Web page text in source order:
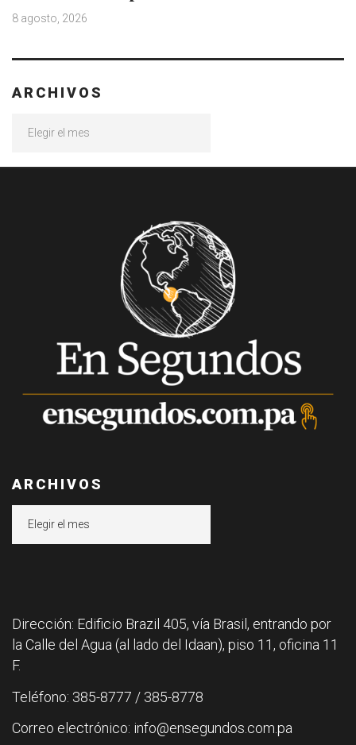
8 agosto, 2026
ARCHIVOS
ARCHIVOS
Dirección: Edificio Brazil 405, vía Brasil, entrando por
la Calle del Agua (al lado del Idaan), piso 11, oficina 11
F.
Teléfono: 385-8777 / 385-8778
Correo electrónico: info@ensegundos.com.pa